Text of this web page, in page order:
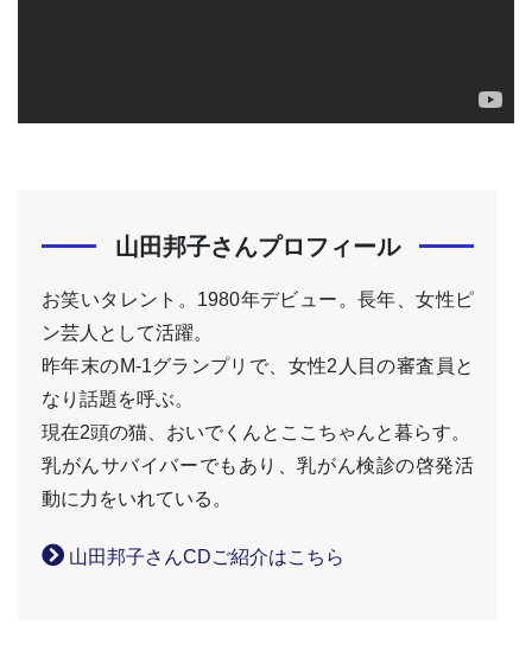
山田邦子さんプロフィール
お笑いタレント。1980年デビュー。長年、女性ピ
ン芸人として活躍。
昨年末のM-1グランプリで、女性2人目の審査員と
なり話題を呼ぶ。
現在2頭の猫、おいでくんとここちゃんと暮らす。
乳がんサバイバーでもあり、乳がん検診の啓発活
動に力をいれている。
山田邦子さんCDご紹介はこちら